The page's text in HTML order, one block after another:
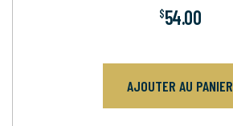
$54.00
AJOUTER AU PANIER